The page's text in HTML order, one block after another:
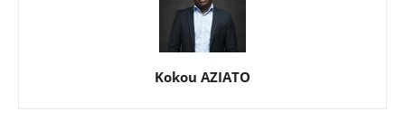
Kokou AZIATO